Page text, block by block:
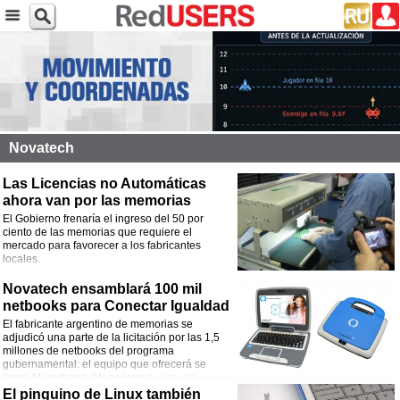
Novatech
Las Licencias no Automáticas
ahora van por las memorias
El Gobierno frenaría el ingreso del 50 por
ciento de las memorias que requiere el
mercado para favorecer a los fabricantes
locales.
Novatech ensamblará 100 mil
netbooks para Conectar Igualdad
El fabricante argentino de memorias se
adjudicó una parte de la licitación por las 1,5
millones de netbooks del programa
gubernamental: el equipo que ofrecerá se
llama Magalhaes (Magallanes) y es una
variante de Classmate que emsamblará en el Distrito Tecnológico Porteño. La
El pinguino de Linux también